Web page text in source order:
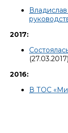
2017:
(27.03.2017)
2016:
В ТОС